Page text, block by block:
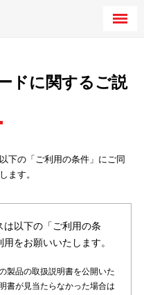
ドに関するご説
下の「ご利用の条件」にご同
ます。
以下の「ご利用の条
をお願いいたします。
製品の取扱説明書を公開いた
書が見当たらなかった場合は